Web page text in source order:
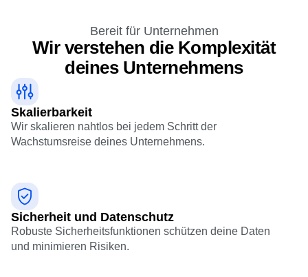
Bereit für Unternehmen
Wir verstehen die Komplexität
Skalierbarkeit
Sicherheit und Datenschutz